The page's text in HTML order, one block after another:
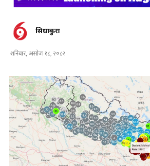
सिधाकुरा
शनिबार, असोज १८, २०८२